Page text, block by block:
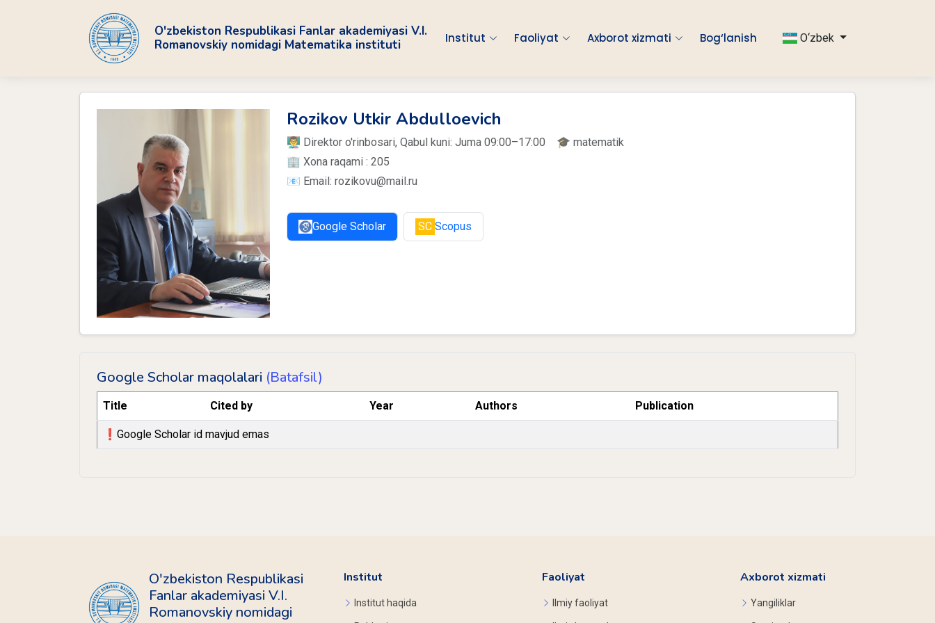
O'zbekiston Respublikasi Fanlar akademiyasi V.I.
Romanovskiy nomidagi Matematika instituti
Institut Faoliyat Axborot xizmati Bog‘lanish O‘zbek
Rozikov Utkir Abdulloevich
👨‍🏫 Direktor o'rinbosari, Qabul kuni: Juma 09:00–17:00 🎓 matematik
🏢 Xona raqami : 205
📧 Email: rozikovu@mail.ru
Google Scholar SC Scopus
Google Scholar maqolalari (Batafsil)
Title Cited by Year Authors Publication
❗️Google Scholar id mavjud emas
O'zbekiston Respublikasi
Fanlar akademiyasi V.I.
Romanovskiy nomidagi
Institut
Institut haqida
Faoliyat
Ilmiy faoliyat
Axborot xizmati
Yangiliklar